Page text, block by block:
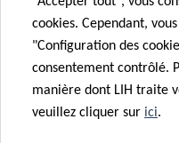
composés qui
les processus affectées
microgliales, offrant ainsi
de la maladie de
cookies. Cependant,
"Configuration des
consentement contrôlé.
manière dont LIH traite
veuillez cliquer sur ici.